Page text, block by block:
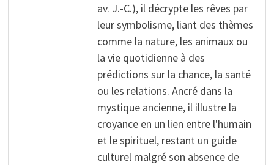
av. J.-C.), il décrypte les rêves par
leur symbolisme, liant des thèmes
comme la nature, les animaux ou
la vie quotidienne à des
prédictions sur la chance, la santé
ou les relations. Ancré dans la
mystique ancienne, il illustre la
croyance en un lien entre l'humain
et le spirituel, restant un guide
culturel malgré son absence de